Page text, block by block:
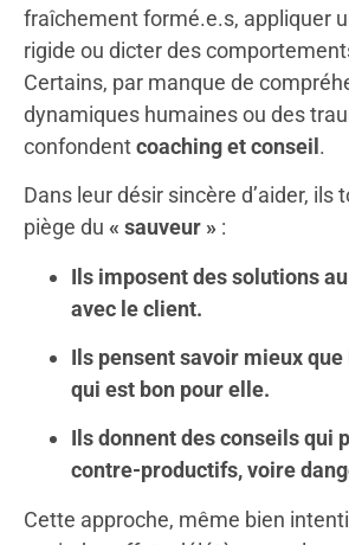
fraîchement formé.e.s, appliquer
rigide ou dicter des
Certains, par manque de
dynamiques humaines ou des
confondentcoaching et conseil.
Dans leur désir sincère d’aider, ils
piège du « sauveur » :
Ils imposent des solutions
avec le client.
Ils pensent savoir mieux
qui est bon pour elle.
Ils donnent des conseils qui
contre-productifs, voire
Cette approche, même bien